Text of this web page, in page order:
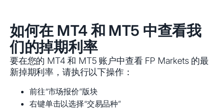
如何在 MT4 和 MT5 中查看我
们的掉期利率
要在您的 MT4 和 MT5 账户中查看 FP Markets 的最
新掉期利率，请执行以下操作：
前往“市场报价”版块
右键单击以选择“交易品种”